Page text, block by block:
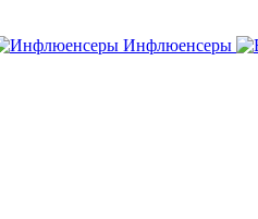
Инфлюенсеры